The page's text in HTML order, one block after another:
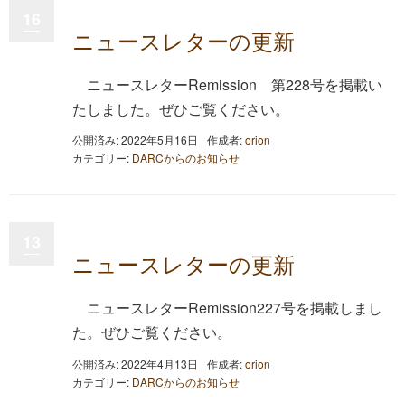
ニュースレターの更新
ニュースレターRemission 第228号を掲載い
たしました。ぜひご覧ください。
公開済み: 2022年5月16日 作成者:orion
カテゴリー: DARCからのお知らせ
ニュースレターの更新
ニュースレターRemission227号を掲載しまし
た。ぜひご覧ください。
公開済み: 2022年4月13日 作成者:orion
カテゴリー: DARCからのお知らせ